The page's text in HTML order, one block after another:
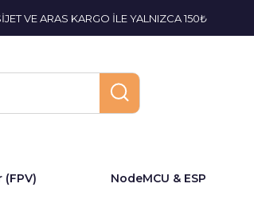
VE ARAS KARGO İLE YALNIZCA 150₺
NodeMCU & ESP